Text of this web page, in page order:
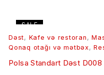
SALE
Dəst, Kafe və restoran ,
Qonaq otağı və mətbəx,
Polsa Standart Dəst D008